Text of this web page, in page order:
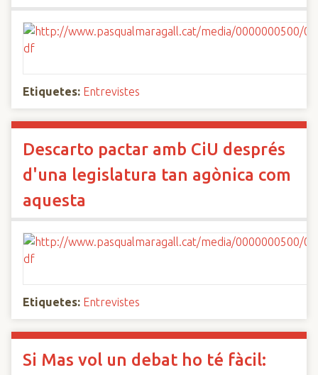
Etiquetes: Entrevistes
Descarto pactar amb CiU després
d'una legislatura tan agònica com
aquesta
Etiquetes: Entrevistes
Si Mas vol un debat ho té fàcil: